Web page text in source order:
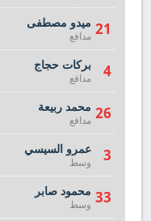
21 ميدو مصطفى
مدافع
4 بركات حجاج
مدافع
26 محمد ربيعة
مدافع
3 عمرو السيسي
وسط
33 محمود صابر
وسط